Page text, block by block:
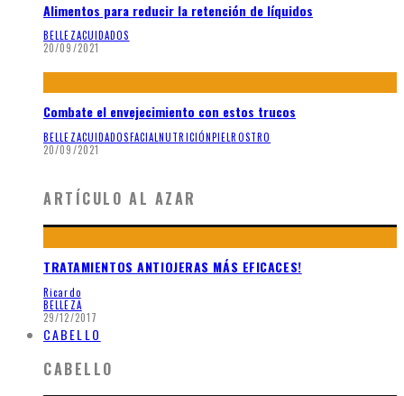
Alimentos para reducir la retención de líquidos
BELLEZACUIDADOS
20/09/2021
Combate el envejecimiento con estos trucos
BELLEZACUIDADOSFACIALNUTRICIÓNPIELROSTRO
20/09/2021
ARTÍCULO AL AZAR
TRATAMIENTOS ANTIOJERAS MÁS EFICACES!
Ricardo
BELLEZA
29/12/2017
CABELLO
CABELLO